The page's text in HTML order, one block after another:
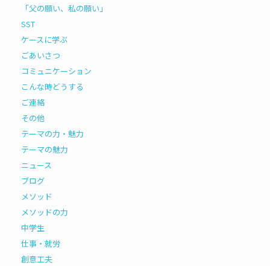
「父の願い、私の願い」
SST
ケースに学ぶ
ごあいさつ
コミュニケーション
こんな時どうする
ご連絡
その他
テーマの力・魅力
テーマの魅力
ニュース
ブログ
メソッド
メソッドの力
中学生
仕事・就労
創意工夫